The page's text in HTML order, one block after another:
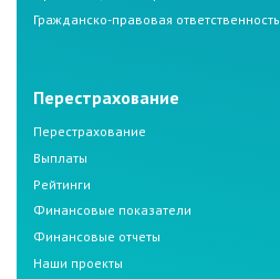
Гражданско-правовая ответственность
Перестрахование
Перестрахование
Выплаты
Рейтинги
Финансовые показатели
Финансовые отчеты
Наши проекты